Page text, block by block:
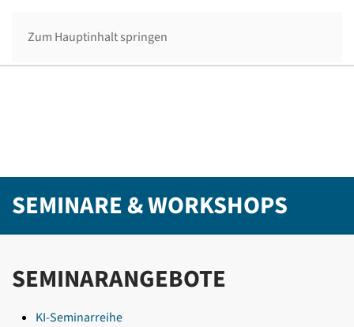
Zum Hauptinhalt springen
SEMINARE & WORKSHOPS
SEMINARANGEBOTE
KI-Seminarreihe